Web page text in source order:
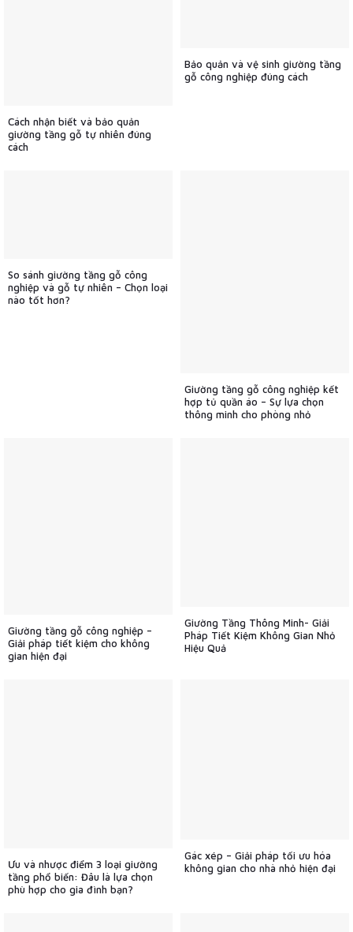
Cách nhận biết và bảo quản
giường tầng gỗ tự nhiên đúng
cách
Bảo quản và vệ sinh giường tầng
gỗ công nghiệp đúng cách
So sánh giường tầng gỗ công
nghiệp và gỗ tự nhiên – Chọn loại
nào tốt hơn?
Giường tầng gỗ công nghiệp kết
hợp tủ quần áo – Sự lựa chọn
thông minh cho phòng nhỏ
Giường tầng gỗ công nghiệp –
Giải pháp tiết kiệm cho không
gian hiện đại
Giường Tầng Thông Minh- Giải
Pháp Tiết Kiệm Không Gian Nhỏ
Hiệu Quả
Ưu và nhược điểm 3 loại giường
tầng phổ biến: Đâu là lựa chọn
phù hợp cho gia đình bạn?
Gác xép – Giải pháp tối ưu hóa
không gian cho nhà nhỏ hiện đại